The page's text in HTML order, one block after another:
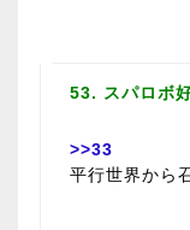
53. スパロボ
>>33
平行世界から